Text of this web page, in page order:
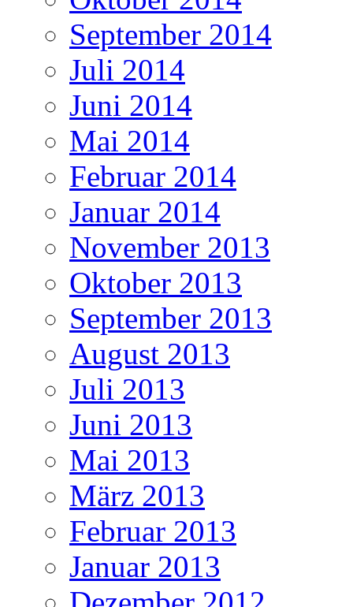
September 2014
Juli 2014
Juni 2014
Mai 2014
Februar 2014
Januar 2014
November 2013
Oktober 2013
September 2013
August 2013
Juli 2013
Juni 2013
Mai 2013
März 2013
Februar 2013
Januar 2013